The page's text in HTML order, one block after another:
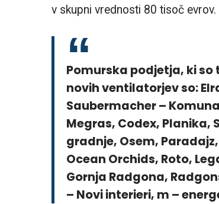
v skupni vrednosti 80 tisoč evrov.
Pomurska podjetja, ki
novih ventilatorjev so:
Saubermacher –
Megras, Codex, Planika,
gradnje, Osem,
Ocean Orchids, Roto,
Gornja Radgona,
– Novi interieri, m –